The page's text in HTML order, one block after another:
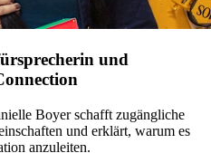
und
Boyer schafft zugängliche
und erklärt, warum es
anzuleiten.